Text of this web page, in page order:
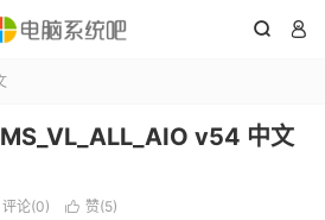
 
v54 中文
评论(0)  赞(5)